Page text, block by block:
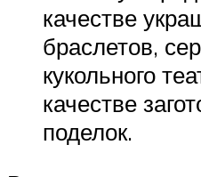
качестве
браслетов,
кукольного
качестве
поделок.